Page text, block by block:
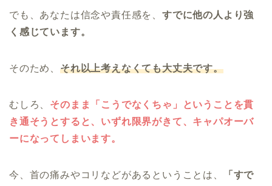
でも、あなたは信念や責任感を、 すでに他の人より強
く感じています。
そのため、 それ以上考えなくても大丈夫です。
むしろ、 そのまま「こうでなくちゃ」ということを貫
き通そうとすると、いずれ限界がきて、キャパオーバ
ーになってしまいます。
今、首の痛みやコリなどがあるということは、
「すで